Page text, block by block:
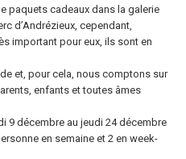
paquets cadeaux dans la galerie
d’Andrézieux, cependant,
important pour eux, ils sont en
et, pour cela, nous comptons sur
enfants et toutes âmes
9 décembre au jeudi 24 décembre
en semaine et 2 en week-